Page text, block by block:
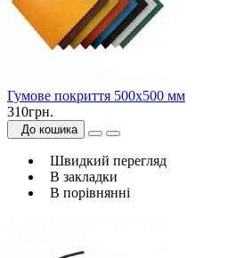
Гумове покриття 500х500 мм
310грн.
До кошика
Швидкий перегляд
В закладки
В порівнянні